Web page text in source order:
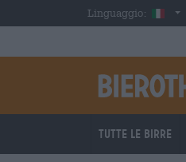
Skip to main contentLinguaggio:
Tutte le birre